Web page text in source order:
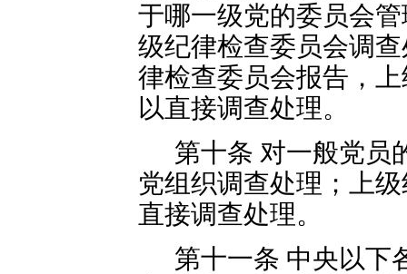
于哪一级党的委员会
级纪律检查委员会调
律检查委员会报告，
以直接调查处理。
第十条 对一般党员
党组织调查处理；上
直接调查处理。
第十一条 中央以下